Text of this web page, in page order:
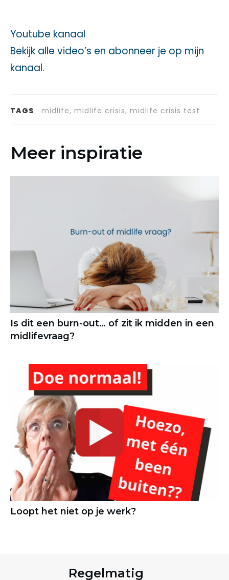
Youtube kanaal
Bekijk alle video’s en abonneer je op mijn
kanaal.
TAGS midlife, midlife crisis, midlife crisis test
Meer inspiratie
Is dit een burn-out… of zit ik midden in een
midlifevraag?
Loopt het niet op je werk?
Regelmatig